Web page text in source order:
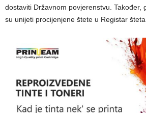
dostaviti Državnom povjerenstvu. Također,
su unijeti procijenjene štete u Registar